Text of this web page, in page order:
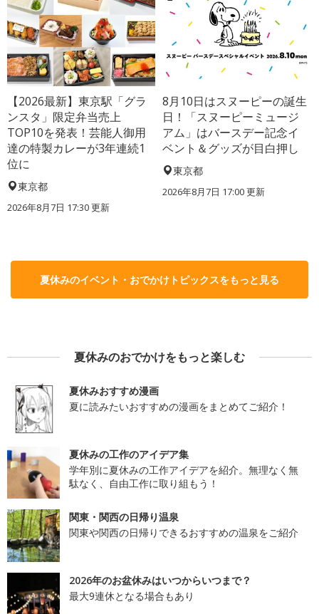
【2026最新】東京駅「グラ
ンスタ」限定弁当売上
TOP10を発表！芸能人御用
達の特製カレーが3年連続1
位に
東京都
2026年8月7日 17:30更新
8月10日はスヌーピーの誕生
日！「スヌーピーミュージ
アム」はバースデー記念イ
ベント＆グッズが目白押し
東京都
2026年8月7日 17:00更新
夏休みのイベント・おでかけトピックスをもっと見る
夏休みのおでかけをもっと楽しむ
夏休みおすすめ漫画
夏に読みたいおすすめの漫画をまとめてご紹介！
夏休みの工作のアイデア集
学年別に夏休みの工作アイデアを紹介。無理なく無
駄なく、自由工作に取り組もう！
関東・関西の日帰り温泉
関東や関西の日帰りできるおすすめの温泉をご紹介
2026年のお盆休みはいつからいつまで？
最大9連休となる場合もあり